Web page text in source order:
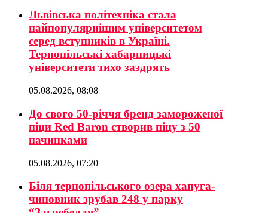
Львівська політехніка стала
найпопулярнішим університетом
серед вступників в Україні.
Тернопільські хабарницькі
університети тихо заздрять
05.08.2026, 08:08
До свого 50-річчя бренд замороженої
піци Red Baron створив піцу з 50
начинками
05.08.2026, 07:20
Біля тернопільського озера хапуга-
чиновник зрубав 248 у парку